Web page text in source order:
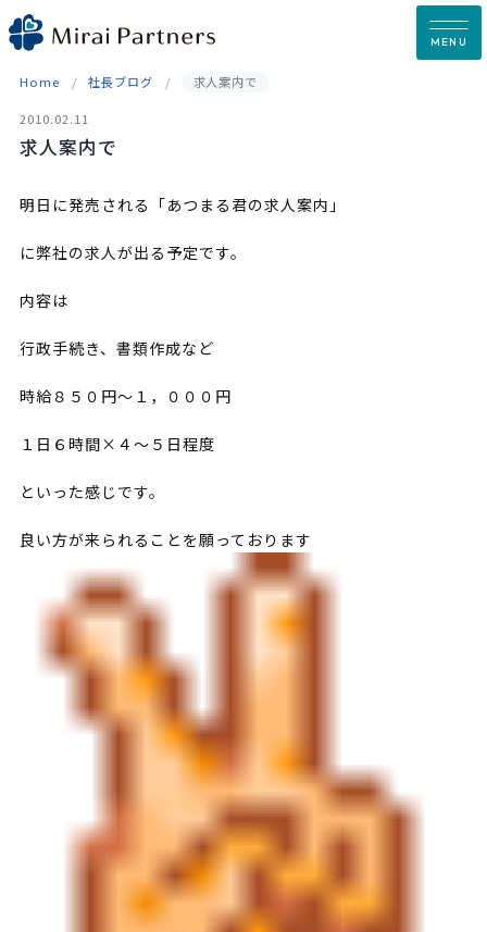
Skip
to
MENU
Home 社長ブログ 求人案内で
2010.02.11
求人案内で
明日に発売される「あつまる君の求人案内」
に弊社の求人が出る予定です。
内容は
行政手続き、書類作成など
時給８５０円～１，０００円
１日６時間×４～５日程度
といった感じです。
良い方が来られることを願っております